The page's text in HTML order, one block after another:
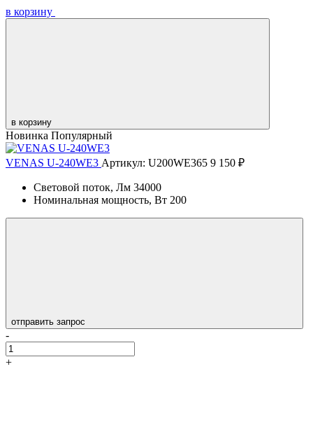
в корзину
в корзину
Новинка Популярный
VENAS U-240WE3 Артикул: U200WE365 9 150 ₽
Световой поток, Лм 34000
Номинальная мощность, Вт 200
отправить запрос
-
+